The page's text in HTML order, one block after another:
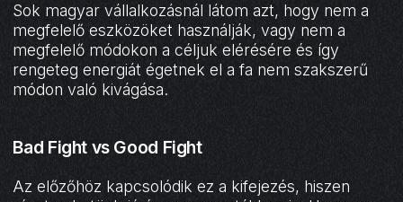
Sok magyar vállalkozásnál látom azt, hogy nem a
megfelelő eszközöket használják, vagy nem a
megfelelő módokon a céljuk elérésére és így
rengeteg energiát égetnek el a fa nem szakszerű
módon való kivágása.
Bad Fight vs Good Fight
Az előzőhöz kapcsolódik ez a kifejezés, hiszen